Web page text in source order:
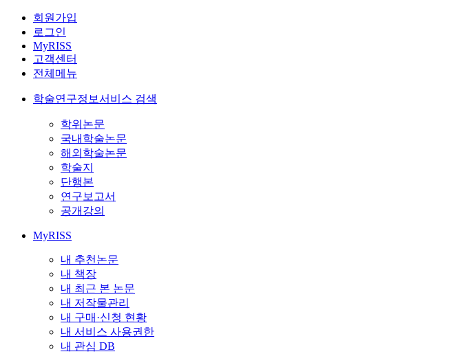
회원가입
로그인
MyRISS
고객센터
전체메뉴
학술연구정보서비스 검색
학위논문
국내학술논문
해외학술논문
학술지
단행본
연구보고서
공개강의
MyRISS
내 추천논문
내 책장
내 최근 본 논문
내 저작물관리
내 구매·신청 현황
내 서비스 사용권한
내 관심 DB